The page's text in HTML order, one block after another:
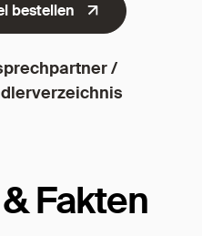
bestellen
/
Fakten